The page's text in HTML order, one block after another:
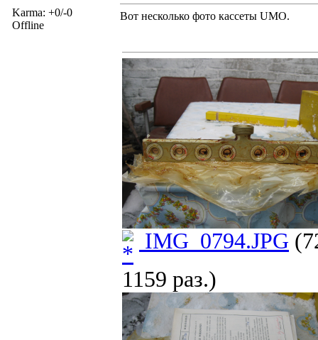
Karma: +0/-0
Offline
Вот несколько фото кассеты UMO.
IMG_0794.JPG
1159 раз.)